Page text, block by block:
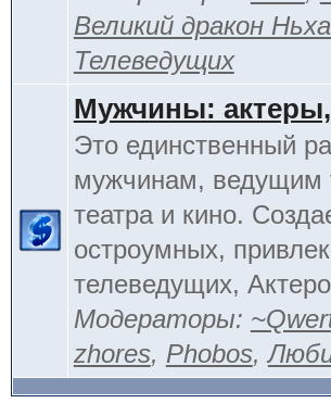
Великий дракон
Телеведущих
Мужчины:
Это единственный
мужчинам, ведущим
театра и кино.
остроумных,
телеведущих,
Модераторы:
zhores, Phobos,